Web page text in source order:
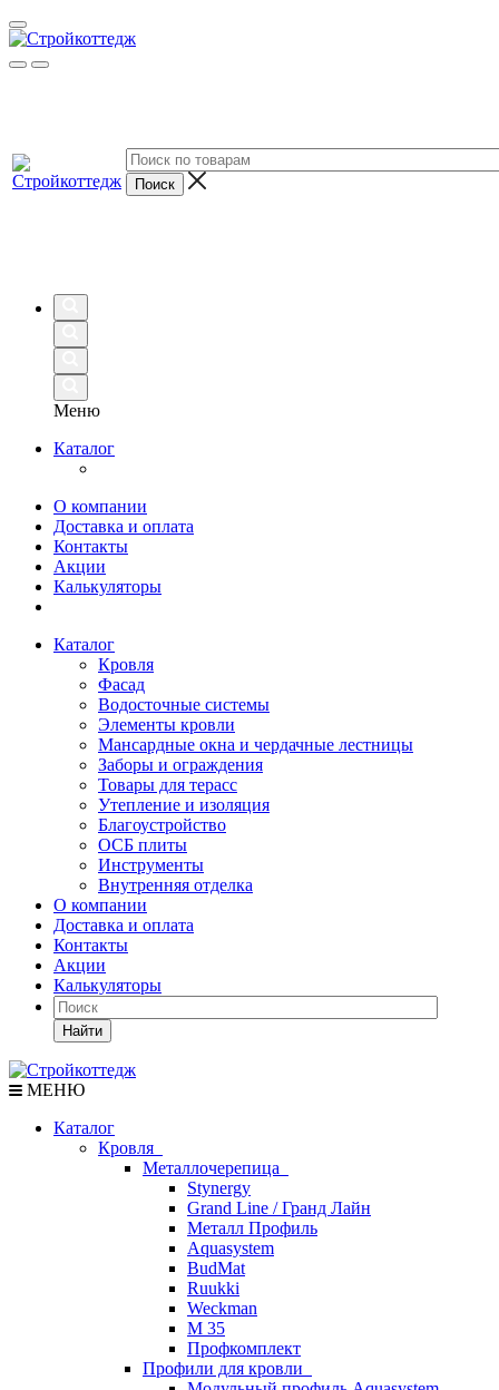
Меню
Каталог
О компании
Доставка и оплата
Контакты
Акции
Калькуляторы
Каталог
Кровля
Фасад
Водосточные системы
Элементы кровли
Мансардные окна и чердачные лестницы
Заборы и ограждения
Товары для терасс
Утепление и изоляция
Благоустройство
ОСБ плиты
Инструменты
Внутренняя отделка
О компании
Доставка и оплата
Контакты
Акции
Калькуляторы
Найти
МЕНЮ
Каталог
Кровля
Металлочерепица
Stynergy
Grand Line / Гранд Лайн
Металл Профиль
Aquasystem
BudMat
Ruukki
Weckman
М 35
Профкомплект
Профили для кровли